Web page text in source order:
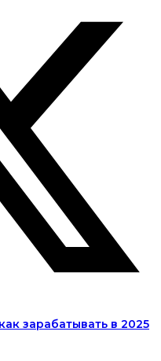
зарабатывать в 2025